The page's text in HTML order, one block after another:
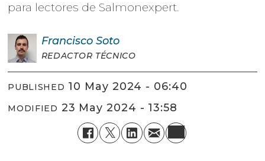
para lectores de Salmonexpert.
Francisco Soto
REDACTOR TÉCNICO
PUBLISHED 10 May 2024 - 06:40
MODIFIED 23 May 2024 - 13:58